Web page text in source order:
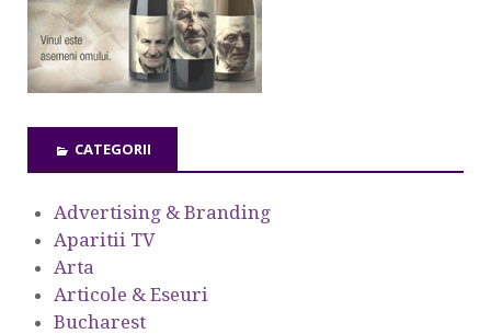
CATEGORII
Advertising & Branding
Aparitii TV
Arta
Articole & Eseuri
Bucharest